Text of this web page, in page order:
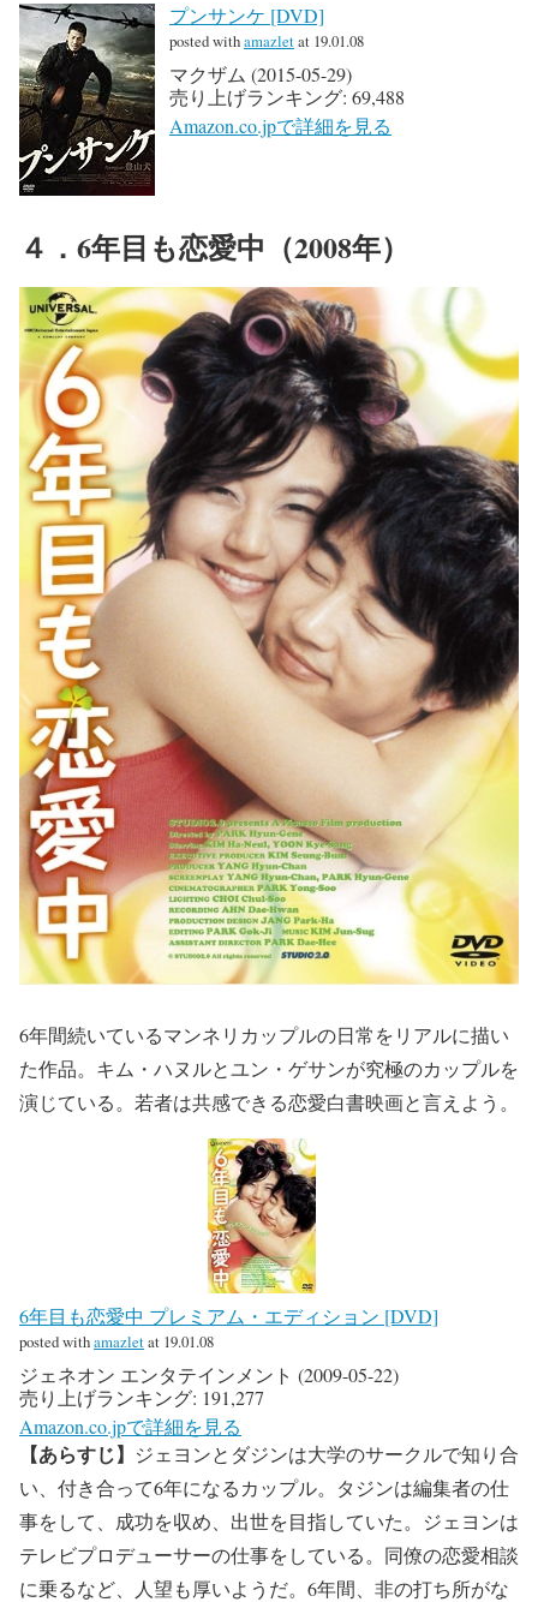
プンサンケ [DVD]
posted withamazletat 19.01.08
マクザム (2015-05-29)
売り上げランキング: 69,488
Amazon.co.jpで詳細を見る
４．6年目も恋愛中（2008年）
6年間続いているマンネリカップルの日常をリアルに描い
た作品。キム・ハヌルとユン・ゲサンが究極のカップルを
演じている。若者は共感できる恋愛白書映画と言えよう。
6年目も恋愛中 プレミアム・エディション [DVD]
posted withamazletat 19.01.08
ジェネオン エンタテインメント (2009-05-22)
売り上げランキング: 191,277
Amazon.co.jpで詳細を見る
【あらすじ】 ジェヨンとダジンは大学のサークルで知り合
い、付き合って6年になるカップル。タジンは編集者の仕
事をして、成功を収め、出世を目指していた。ジェヨンは
テレビプロデューサーの仕事をしている。同僚の恋愛相談
に乗るなど、人望も厚いようだ。6年間、非の打ち所がな